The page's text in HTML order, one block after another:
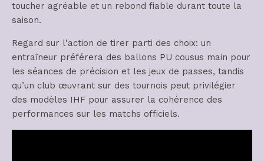
toucher agréable et un rebond fiable durant toute la
saison.
Regard sur l’action de tirer parti des choix: un
entraîneur préférera des ballons PU cousus main pour
les séances de précision et les jeux de passes, tandis
qu’un club œuvrant sur des tournois peut privilégier
des modèles IHF pour assurer la cohérence des
performances sur les matchs officiels.